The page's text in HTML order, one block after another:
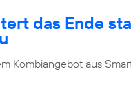
das Ende
Kombiangebot aus